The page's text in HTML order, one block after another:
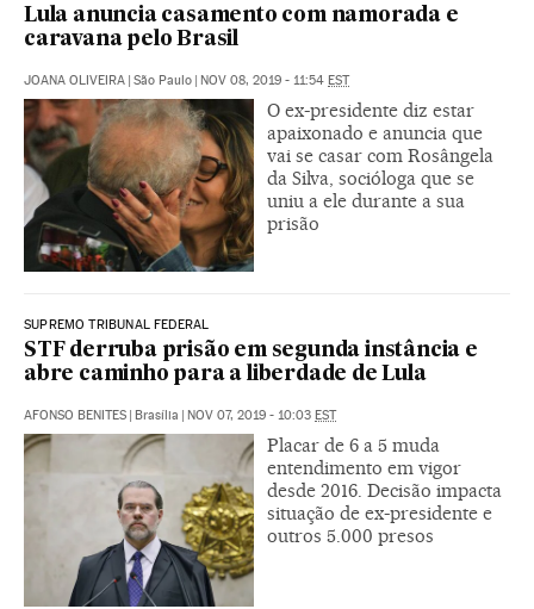
Lula anuncia casamento com namorada e
caravana pelo Brasil
JOANA OLIVEIRA São Paulo NOV 08, 2019 - 11:54 EST
O ex-presidente diz estar
apaixonado e anuncia que
vai se casar com Rosângela
da Silva, socióloga que se
uniu a ele durante a sua
prisão
SUPREMO TRIBUNAL FEDERAL
STF derruba prisão em segunda instância e
abre caminho para a liberdade de Lula
AFONSO BENITES | Brasília | NOV 07, 2019 - 10:03 EST
Placar de 6 a 5 muda
entendimento em vigor
desde 2016. Decisão impacta
situação de ex-presidente e
outros 5.000 presos